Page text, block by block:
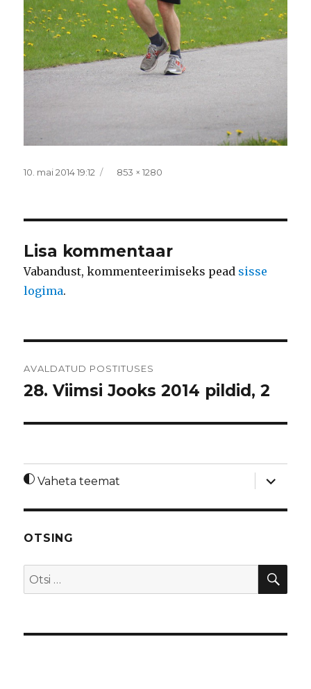
Postitatud
10. mai 2014 19:12 Täissuurus
853 × 1280
Lisa kommentaar
Vabandust, kommenteerimiseks pead sisse
logima.
AVALDATUD POSTITUSES
28. Viimsi Jooks 2014 pildid, 2
Vaheta teemat
laienda
OTSING
Otsi: